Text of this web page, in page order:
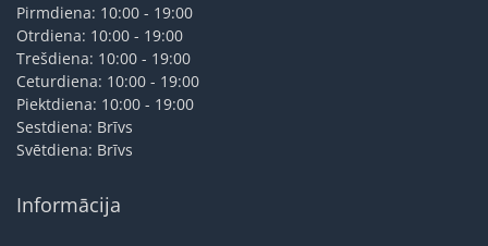
Pirmdiena: 10:00 - 19:00
Otrdiena: 10:00 - 19:00
Trešdiena: 10:00 - 19:00
Ceturdiena: 10:00 - 19:00
Piektdiena: 10:00 - 19:00
Sestdiena: Brīvs
Svētdiena: Brīvs
Informācija